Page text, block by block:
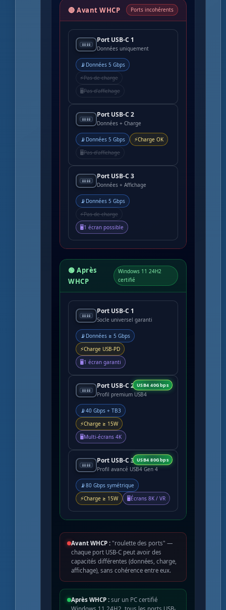
🔴 Avant WHCP Ports incohérents
Port USB-C 1
Données uniquement
📡 Données 5 Gbps
⚡Pas de charge
🖥️Pas d'affichage
Port USB-C 2
Données + Charge
📡 Données 5 Gbps ⚡Charge OK
🖥️Pas d'affichage
Port USB-C 3
Données + Affichage
📡 Données 5 Gbps
⚡Pas de charge
🖥️1 écran possible
🟢 Après
WHCP
Windows 11 24H2
certifié
Port USB-C 1
Socle universel garanti
📡 Données ≥ 5 Gbps
⚡Charge USB-PD
🖥️1 écran garanti
USB4 40Gbps
Port USB-C 2
Profil premium USB4
📡40 Gbps + TB3
⚡Charge ≥ 15W
🖥️Multi-écrans 4K
USB4 80Gbps
Port USB-C 3
Profil avancé USB4 Gen 4
📡80 Gbps symétrique
⚡Charge ≥ 15W 🖥️Écrans 8K / VR
Avant WHCP : "roulette des ports" —
chaque port USB-C peut avoir des
capacités différentes (données, charge,
affichage), sans cohérence entre eux.
Après WHCP : sur un PC certifié